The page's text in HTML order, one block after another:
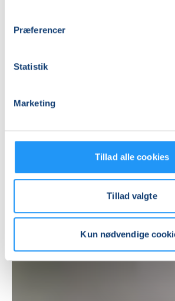
Præferencer
Statistik
Marketing
Tillad alle cookies
Tillad valgte
Kun nødvendige
Yogahuset, Daniavej 113, 9550
Relaterede hold